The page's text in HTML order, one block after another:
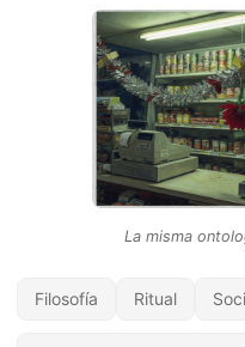
La misma
Filosofía Ritual